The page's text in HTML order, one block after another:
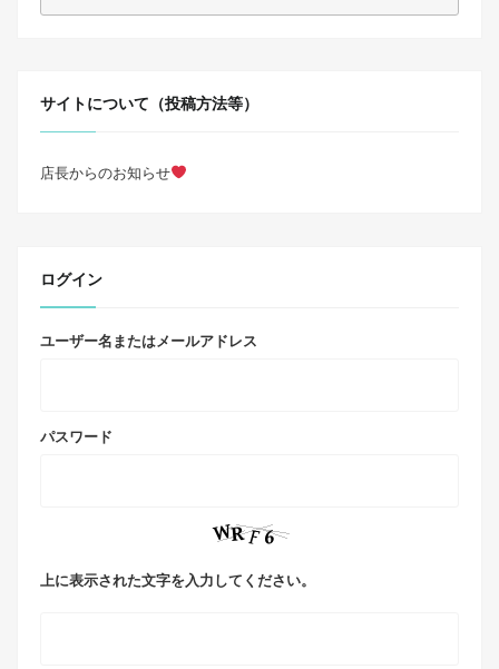
サイトについて（投稿方法等）
店長からのお知らせ
ログイン
ユーザー名またはメールアドレス
パスワード
上に表示された文字を入力してください。